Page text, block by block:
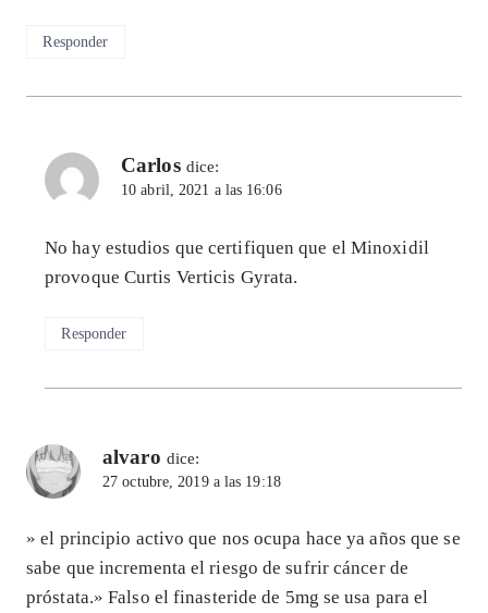
Responder
Carlos dice:
10 abril, 2021 a las 16:06
No hay estudios que certifiquen que el Minoxidil
provoque Curtis Verticis Gyrata.
Responder
alvaro dice:
27 octubre, 2019 a las 19:18
» el principio activo que nos ocupa hace ya años que se
sabe que incrementa el riesgo de sufrir cáncer de
próstata.» Falso el finasteride de 5mg se usa para el